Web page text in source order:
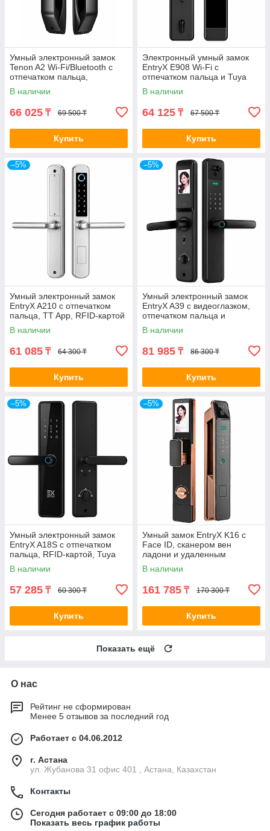
Умный электронный замок
Tenon A2 Wi-Fi/Bluetooth с
отпечатком пальца,
приложением Tuya и
удаленным доступом
В наличии
66 025 ₸ 69 500 ₸
Купить
Электронный умный замок
EntryX E908 Wi-Fi с
отпечатком пальца и Tuya
В наличии
64 125 ₸ 67 500 ₸
Купить
–5%
Умный электронный замок
EntryX A210 с отпечатком
пальца, TT App, RFID-картой
и Bluetooth
В наличии
61 085 ₸ 64 300 ₸
Купить
–5%
Умный электронный замок
EntryX A39 с видеоглазком,
отпечатком пальца и
управлением через
приложение Tuya
В наличии
81 985 ₸ 86 300 ₸
Купить
–5%
Умный электронный замок
EntryX A18S с отпечатком
пальца, RFID-картой, Tuya
Wi-Fi и удалённым
управлением
В наличии
57 285 ₸ 60 300 ₸
Купить
–5%
Умный замок EntryX K16 с
Face ID, сканером вен
ладони и удаленным
управлением
В наличии
161 785 ₸ 170 300 ₸
Купить
Показать ещё
О нас
Рейтинг не сформирован
Менее 5 отзывов за последний год
Работает с 04.06.2012
г. Астана
ул. Жубанова 31 офис 401 , Астана, Казахстан
Контакты
Сегодня работает с 09:00 до 18:00
Показать весь график работы